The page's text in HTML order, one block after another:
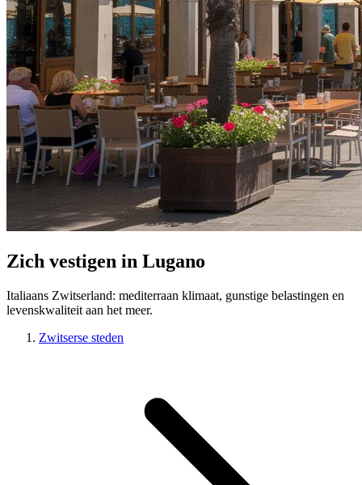
Zich vestigen in Lugano
Italiaans Zwitserland: mediterraan klimaat, gunstige belastingen en
levenskwaliteit aan het meer.
Zwitserse steden